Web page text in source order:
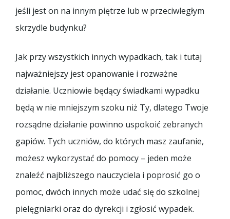
jeśli jest on na innym piętrze lub w przeciwległym
skrzydle budynku?
Jak przy wszystkich innych wypadkach, tak i tutaj
najważniejszy jest opanowanie i rozważne
działanie. Uczniowie będący świadkami wypadku
będą w nie mniejszym szoku niż Ty, dlatego Twoje
rozsądne działanie powinno uspokoić zebranych
gapiów. Tych uczniów, do których masz zaufanie,
możesz wykorzystać do pomocy – jeden może
znaleźć najbliższego nauczyciela i poprosić go o
pomoc, dwóch innych może udać się do szkolnej
pielęgniarki oraz do dyrekcji i zgłosić wypadek.